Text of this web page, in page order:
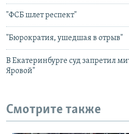
"ФСБ шлет респект"
"Бюрократия, ушедшая в отрыв"
В Екатеринбурге суд запретил
Яровой"
Смотрите также